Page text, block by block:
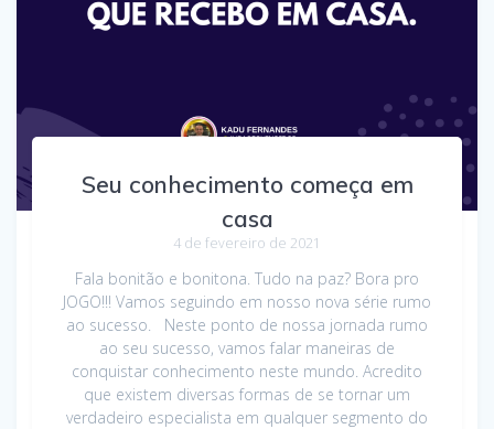
Seu conhecimento começa em
casa
4 de fevereiro de 2021
Fala bonitão e bonitona. Tudo na paz? Bora pro
JOGO!!! Vamos seguindo em nosso nova série rumo
ao sucesso. Neste ponto de nossa jornada rumo
ao seu sucesso, vamos falar maneiras de
conquistar conhecimento neste mundo. Acredito
que existem diversas formas de se tornar um
verdadeiro especialista em qualquer segmento do